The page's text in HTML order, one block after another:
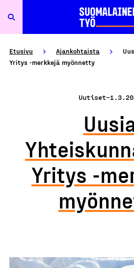
Etusivu Ajankohtaista
Yritys -merkkejä myönnetty
Uutiset–
Yritys -